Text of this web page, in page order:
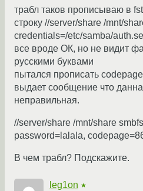
трабл таков прописываю в
строку //server/share /mnt/
credentials=/etc/samba/
все вроде ОК, но не видит
русскими буквами
пытался прописать
выдает сообщение что
неправильная.
//server/share /mnt/share
password=lalala,
В чем трабл? Подскажите.
leg1on ★